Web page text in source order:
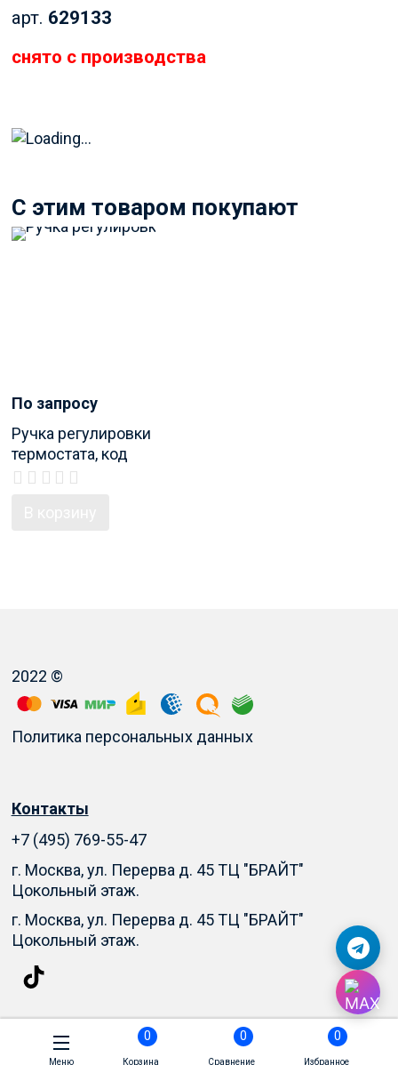
арт. 629133
снято с производства
C этим товаром покупают
По запросу
Ручка регулировки
термостата, код
продукта 375267
2022 ©
Политика персональных данных
Контакты
+7 (495) 769-55-47
г. Москва, ул. Перерва д. 45 ТЦ "БРАЙТ"
Цокольный этаж.
г. Москва, ул. Перерва д. 45 ТЦ "БРАЙТ"
Цокольный этаж.
Меню
0
Корзина
0
Сравнение
0
Избранное